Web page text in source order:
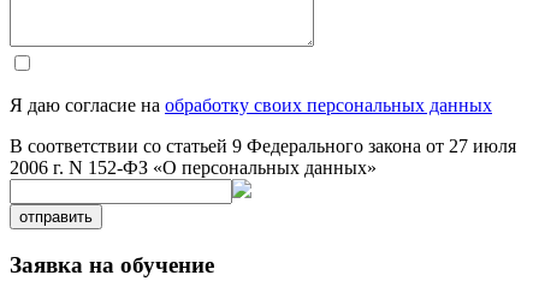
Я даю согласие на обработку своих персональных данных
В соответствии со статьей 9 Федерального закона от 27 июля
2006 г. N 152-ФЗ «О персональных данных»
отправить
Заявка на обучение